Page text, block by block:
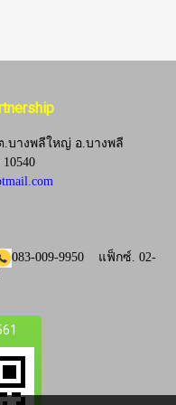
.บางพลีใหญ่ อ.บางพลี
083-009-9950 แฟ็กซ์. 02-